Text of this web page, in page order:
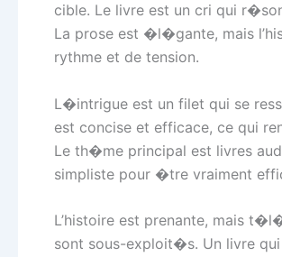
cible. Le livre est un cri qui
La prose est �l�gante, mais
rythme et de tension.
L�intrigue est un filet qui se
est concise et efficace, ce qui
Le th�me principal est livres
simpliste pour �tre vraiment
L’histoire est prenante, mais
sont sous-exploit�s. Un livre